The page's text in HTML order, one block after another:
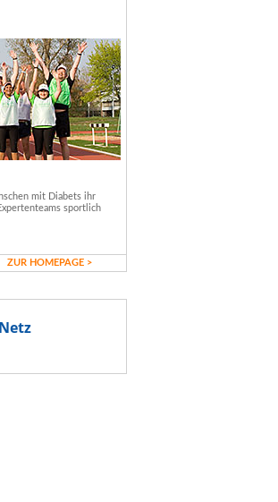
mit Diabets ihr
sportlich
ZUR HOMEPAGE >